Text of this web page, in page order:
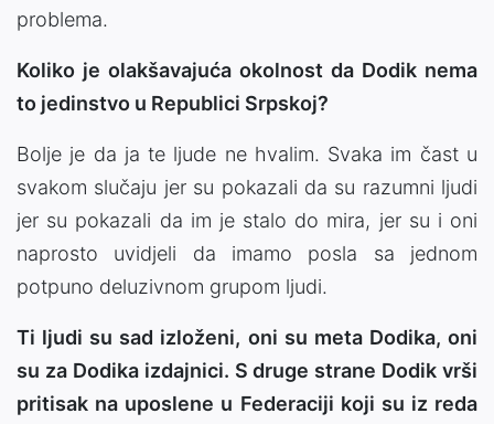
problema.
Koliko je olakšavajuća okolnost da Dodik nema
to jedinstvo u Republici Srpskoj?
Bolje je da ja te ljude ne hvalim. Svaka im čast u
svakom slučaju jer su pokazali da su razumni ljudi
jer su pokazali da im je stalo do mira, jer su i oni
naprosto uvidjeli da imamo posla sa jednom
potpuno deluzivnom grupom ljudi.
Ti ljudi su sad izloženi, oni su meta Dodika, oni
su za Dodika izdajnici. S druge strane Dodik vrši
pritisak na uposlene u Federaciji koji su iz reda